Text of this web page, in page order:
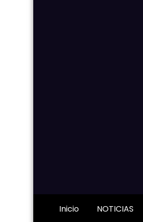
Inicio NOTICIAS